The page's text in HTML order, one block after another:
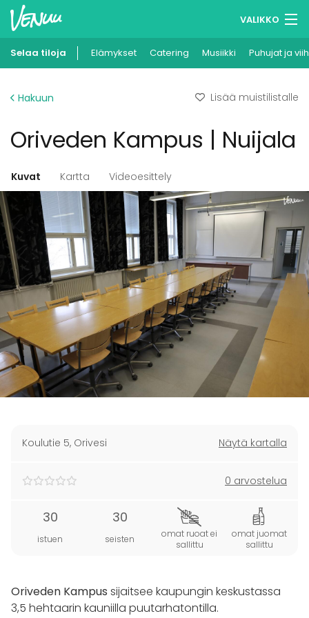
VALIKKO
Muistilistasi
Ilmoita kohteesi
Selaa tiloja Elämykset Catering Musiikki Puhujat ja
Hakuun Lisää muistilistalle
Oriveden Kampus | Nuijala
Kuvat Kartta Videoesittely
Koulutie 5, Orivesi Näytä kartalla
0 arvostelua
30
istuen
30
seisten
omat ruoat ei
sallittu
omat juomat
sallittu
Oriveden Kampus sijaitsee kaupungin keskustassa
3,5 hehtaarin kauniilla puutarhatontilla.